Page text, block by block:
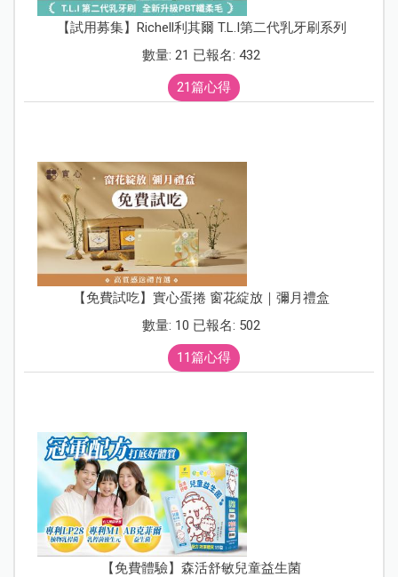
【試用募集】Richell利其爾 T.L.I第二代乳牙刷系列
數量: 21 已報名: 432
21篇心得
【免費試吃】實心蛋捲 窗花綻放｜彌月禮盒
數量: 10 已報名: 502
11篇心得
【免費體驗】森活舒敏兒童益生菌